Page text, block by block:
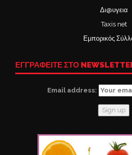
Δι@υγεια
Taxis net
Εμπορικός
ΕΓΓΡΑΦΕΙΤΕ ΣΤΟ
Email address: